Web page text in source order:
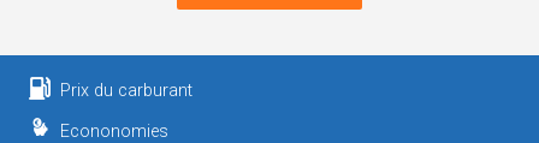
Prix du carburant
Econonomies